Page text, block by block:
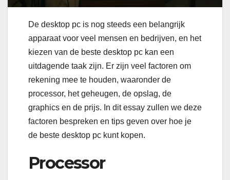
De desktop pc is nog steeds een belangrijk
apparaat voor veel mensen en bedrijven, en het
kiezen van de beste desktop pc kan een
uitdagende taak zijn. Er zijn veel factoren om
rekening mee te houden, waaronder de
processor, het geheugen, de opslag, de
graphics en de prijs. In dit essay zullen we deze
factoren bespreken en tips geven over hoe je
de beste desktop pc kunt kopen.
Processor